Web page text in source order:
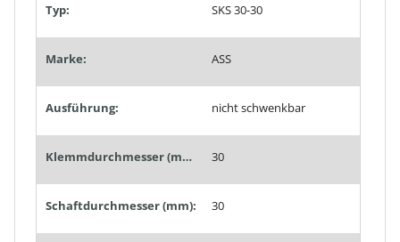
Typ: SKS 30-30
Marke: ASS
Ausführung: nicht schwenkbar
Klemmdurchmesser (mm): 30
Schaftdurchmesser (mm): 30